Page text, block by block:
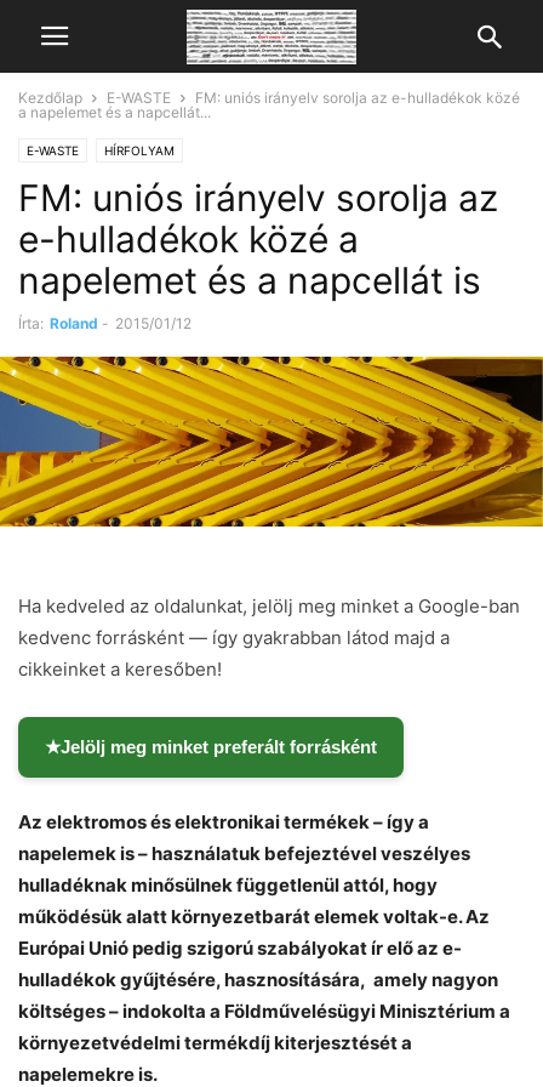
Kezdőlap E-WASTE
FM: uniós irányelv sorolja az e-hulladékok közé
a napelemet és a napcellát...
E-WASTE HÍRFOLYAM
FM: uniós irányelv sorolja az
e-hulladékok közé a
napelemet és a napcellát is
Írta: Roland - 2015/01/12
Ha kedveled az oldalunkat, jelölj meg minket a Google-ban
kedvenc forrásként — így gyakrabban látod majd a
cikkeinket a keresőben!
★Jelölj meg minket preferált forrásként
Az elektromos és elektronikai termékek – így a
napelemek is – használatuk befejeztével veszélyes
hulladéknak minősülnek függetlenül attól, hogy
működésük alatt környezetbarát elemek voltak-e. Az
Európai Unió pedig szigorú szabályokat ír elő az e-
hulladékok gyűjtésére, hasznosítására, amely nagyon
költséges – indokolta a Földművelésügyi Minisztérium a
környezetvédelmi termékdíj kiterjesztését a
napelemekre is.